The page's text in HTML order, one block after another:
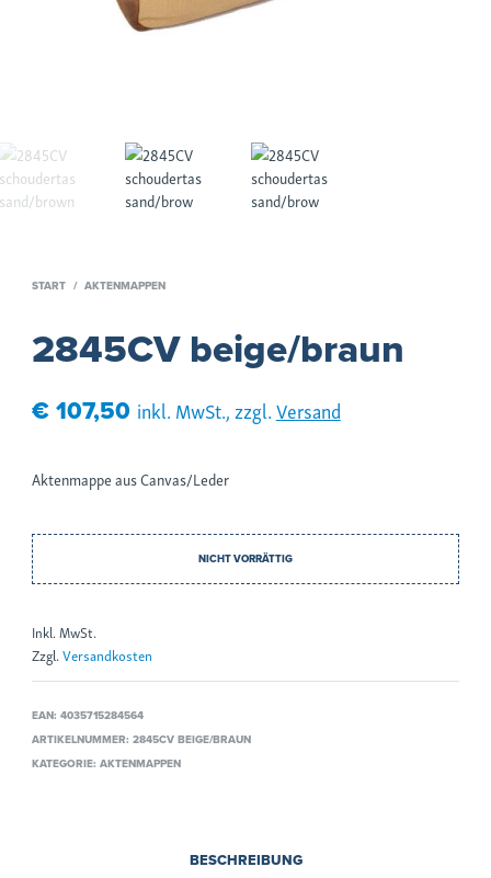
START / AKTENMAPPEN
2845CV beige/braun
€107,50 inkl. MwSt., zzgl.Versand
Aktenmappe aus Canvas/Leder
NICHT VORRÄTTIG
Inkl. MwSt.
Zzgl.Versandkosten
EAN: 4035715284564
ARTIKELNUMMER: 2845CV BEIGE/BRAUN
KATEGORIE: AKTENMAPPEN
BESCHREIBUNG